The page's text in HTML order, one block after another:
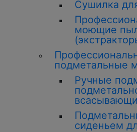
Сушилка
моющие
подметальные
Ручные
сиденьем